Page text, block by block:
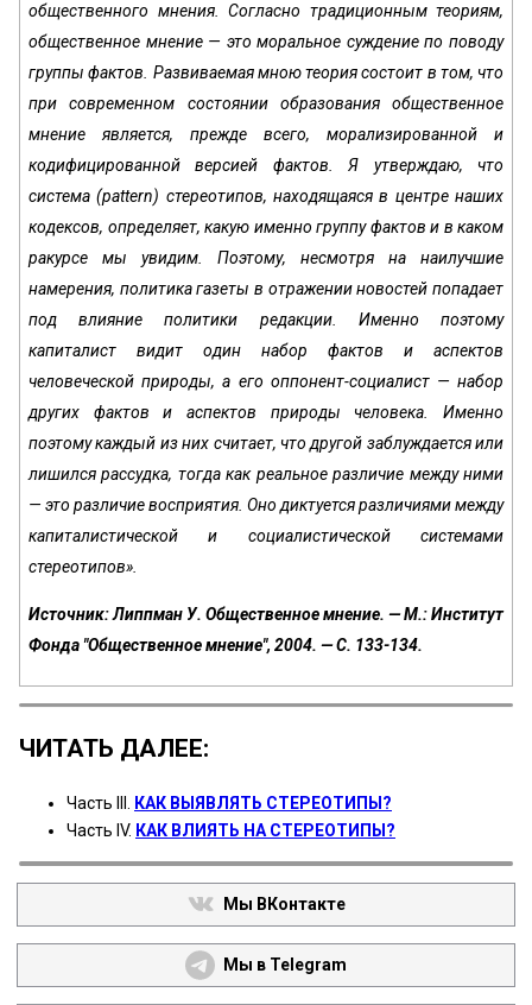
общественного мнения. Согласно традиционным теориям,
общественное мнение — это моральное суждение по поводу
группы фактов. Развиваемая мною теория состоит в том, что
при современном состоянии образования общественное
мнение является, прежде всего, морализированной и
кодифицированной версией фактов. Я утверждаю, что
система (pattern) стереотипов, находящаяся в центре наших
кодексов, определяет, какую именно группу фактов и в каком
ракурсе мы увидим. Поэтому, несмотря на наилучшие
намерения, политика газеты в отражении новостей попадает
под влияние политики редакции. Именно поэтому
капиталист видит один набор фактов и аспектов
человеческой природы, а его оппонент-социалист — набор
других фактов и аспектов природы человека. Именно
поэтому каждый из них считает, что другой заблуждается или
лишился рассудка, тогда как реальное различие между ними
— это различие восприятия. Оно диктуется различиями между
капиталистической и социалистической системами
стереотипов».
Источник: Липпман У. Общественное мнение. — М.: Институт
Фонда "Общественное мнение", 2004. — С. 133-134.
ЧИТАТЬ ДАЛЕЕ:
Часть III. КАК ВЫЯВЛЯТЬ СТЕРЕОТИПЫ?
Часть IV. КАК ВЛИЯТЬ НА СТЕРЕОТИПЫ?
Мы ВКонтакте
Мы в Telegram